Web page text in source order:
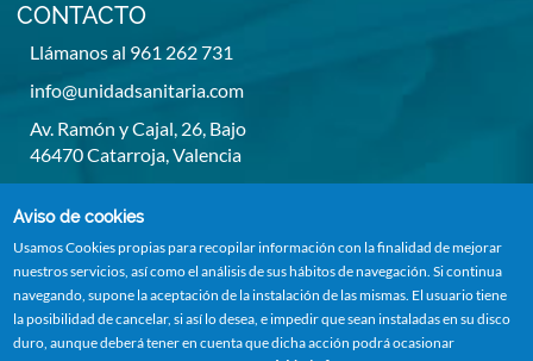
CONTACTO
Llámanos al 961 262 731
info@unidadsanitaria.com
Av. Ramón y Cajal, 26, Bajo
46470 Catarroja, Valencia
Aviso de cookies
Usamos Cookies propias para recopilar información con la finalidad de mejorar
nuestros servicios, así como el análisis de sus hábitos de navegación. Si continua
navegando, supone la aceptación de la instalación de las mismas. El usuario tiene
la posibilidad de cancelar, si así lo desea, e impedir que sean instaladas en su disco
duro, aunque deberá tener en cuenta que dicha acción podrá ocasionar